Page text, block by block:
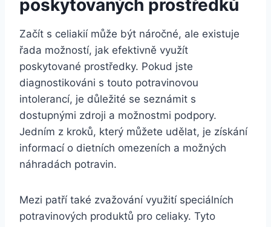
poskytovaných prostředků
Začít s celiakií může být náročné, ale existuje
řada možností, jak efektivně využít
poskytované prostředky. Pokud jste
diagnostikováni s touto potravinovou
intolerancí, je důležité se seznámit s
dostupnými zdroji a možnostmi podpory.
Jedním z kroků, který můžete udělat, je získání
informací o dietních omezeních a možných
náhradách potravin.
Mezi patří také zvažování využití speciálních
potravinových produktů pro celiaky. Tyto